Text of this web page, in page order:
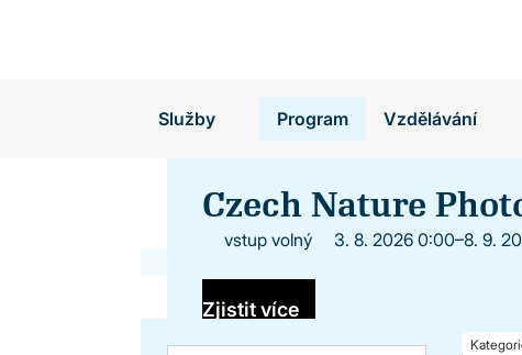
Služby Program Vzdělávání
Akce a události
Czech Nature
vstup volný 3. 8. 2026 0:00–8. 9.
Zjistit více